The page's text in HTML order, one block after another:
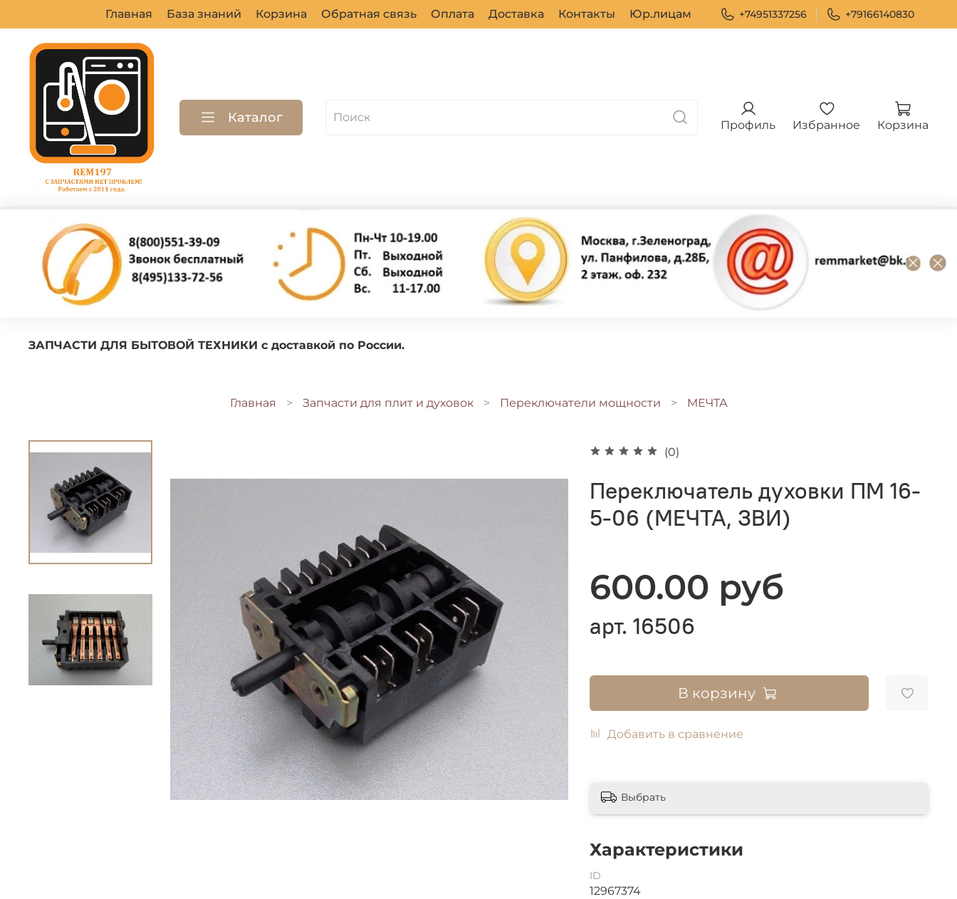
Главная База знаний Корзина Обратная связь Оплата Доставка Контакты Юр.лицам +74951337256 +79166140830
Каталог Профиль Избранное Корзина
ЗАПЧАСТИ ДЛЯ БЫТОВОЙ ТЕХНИКИ с доставкой по России.
Главная Запчасти для плит и духовок Переключатели мощности МЕЧТА
(0)
Переключатель духовки ПМ 16-
5-06 (МЕЧТА, ЗВИ)
600.00 руб
арт.16506
В корзину
Добавить в сравнение
Характеристики
ID
12967374
Выбрать